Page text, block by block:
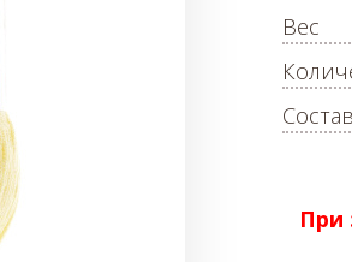
При
Вес
Состав